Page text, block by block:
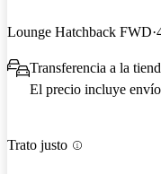
Lounge Hatchback FWD
Transferencia a la
El precio incluye
Trato justo